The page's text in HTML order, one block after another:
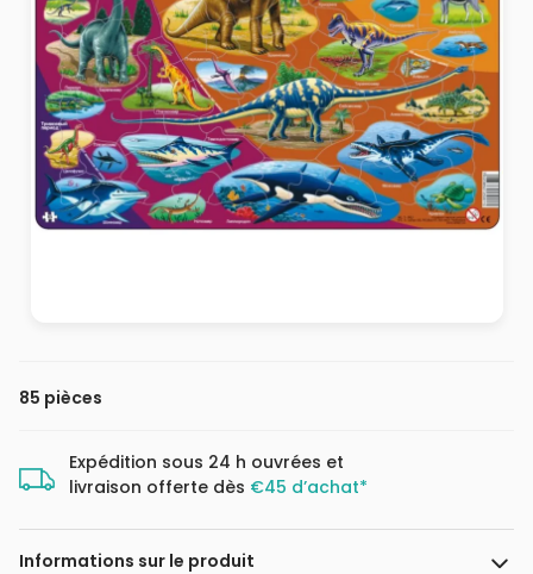
85 pièces
Expédition sous 24 h ouvrées et
livraison offerte dès €45 d’achat*
Informations sur le produit